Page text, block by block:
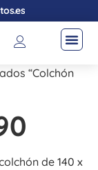
“Colchón
de 140 x